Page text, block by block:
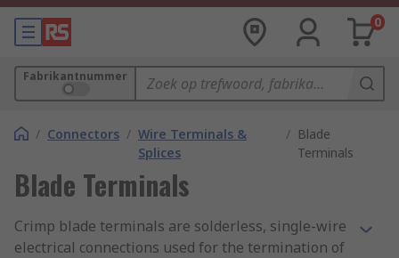
0
Fabrikantnummer
/ Connectors / Wire Terminals &
Splices
/ Blade
Terminals
Blade Terminals
Crimp blade terminals are solderless, single-wire
electrical connections used for the termination of